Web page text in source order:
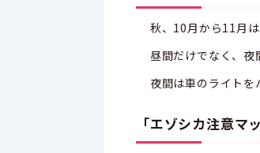
秋、10月から11月
昼間だけでなく、夜
夜間は車のライトを
「エゾシカ注意マ